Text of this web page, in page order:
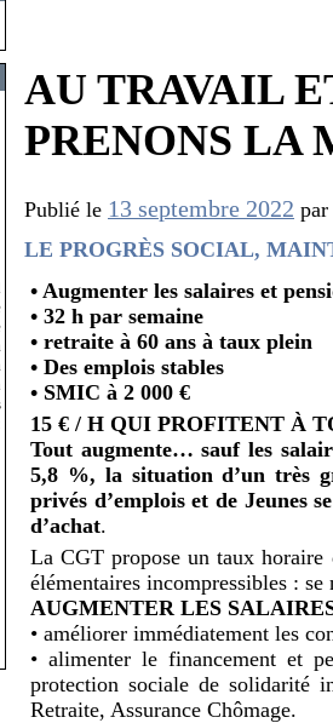
AU TRAVAIL
PRENONS LA
Publié le 13 septembre 2022
LE PROGRÈS SOCIAL,
• Augmenter les salaires et
• 32 h par semaine
• retraite à 60 ans à taux plein
• Des emplois stables
• SMIC à 2 000 €
15 € / H QUI PROFITENT À
Tout augmente… sauf les
5,8 %, la situation d’un très
privés d’emplois et de Jeunes
d’achat.
La CGT propose un taux
élémentaires incompressibles :
AUGMENTER LES
• améliorer immédiatement les
• alimenter le financement et
protection sociale de solidarité
Retraite, Assurance Chômage.